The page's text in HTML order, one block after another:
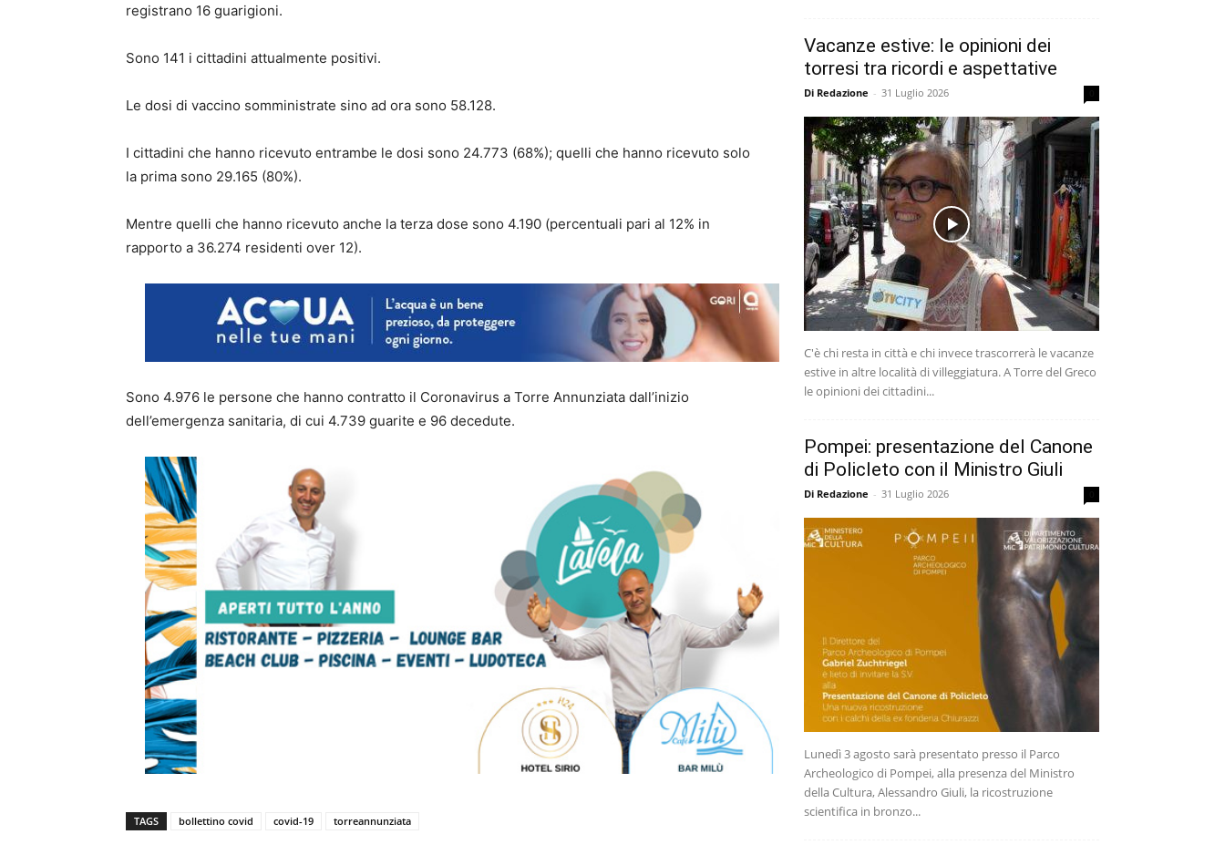
registrano 16 guarigioni.
Sono 141 i cittadini attualmente positivi.
Le dosi di vaccino somministrate sino ad ora sono 58.128.
I cittadini che hanno ricevuto entrambe le dosi sono 24.773 (68%); quelli che hanno ricevuto solo
la prima sono 29.165 (80%).
Mentre quelli che hanno ricevuto anche la terza dose sono 4.190 (percentuali pari al 12% in
rapporto a 36.274 residenti over 12).
Sono 4.976 le persone che hanno contratto il Coronavirus a Torre Annunziata dall’inizio
dell’emergenza sanitaria, di cui 4.739 guarite e 96 decedute.
TAGS bollettino covid covid-19 torreannunziata
Vacanze estive: le opinioni dei
torresi tra ricordi e aspettative
Di Redazione - 31 Luglio 2026
C'è chi resta in città e chi invece trascorrerà le vacanze
estive in altre località di villeggiatura. A Torre del Greco
le opinioni dei cittadini...
Pompei: presentazione del Canone
di Policleto con il Ministro Giuli
Di Redazione - 31 Luglio 2026
Lunedì 3 agosto sarà presentato presso il Parco
Archeologico di Pompei, alla presenza del Ministro
della Cultura, Alessandro Giuli, la ricostruzione
scientifica in bronzo...